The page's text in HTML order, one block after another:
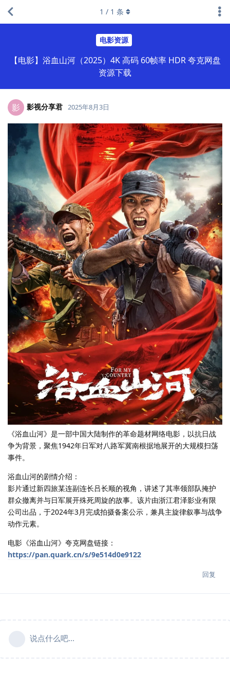
电影资源
【电影】浴血山河（2025）4K 高码 60帧率 HDR 夸克网盘
资源下载
1 / 1 条
影 影视分享君 2025年8月3日
《浴血山河》是一部中国大陆制作的革命题材网络电影，以抗日战
争为背景，聚焦1942年日军对八路军冀南根据地展开的大规模扫荡
事件。
浴血山河的剧情介绍：
影片通过新四旅某连副连长吕长顺的视角，讲述了其率领部队掩护
群众撤离并与日军展开殊死周旋的故事。该片由浙江君泽影业有限
公司出品，于2024年3月完成拍摄备案公示，兼具主旋律叙事与战争
动作元素。
电影《浴血山河》夸克网盘链接：
https://pan.quark.cn/s/9e514d0e9122
回复
说点什么吧...